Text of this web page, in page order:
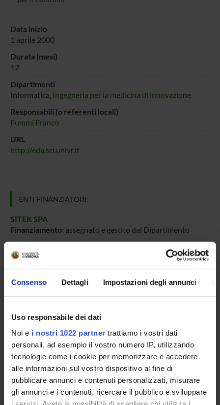
Consenso Dettagli Impostazioni degli annunci
Uso responsabile dei dati
Noi e i nostri 1022 partner trattiamo i vostri dati
personali, ad esempio il vostro numero IP, utilizzando
tecnologie come i cookie per memorizzare e accedere
alle informazioni sul vostro dispositivo al fine di
pubblicare annunci e contenuti personalizzati, misurare
gli annunci e i contenuti, ricercare il pubblico e sviluppare
Data inizio
1 aprile 2000
Durata (mesi)
12
Dipartimenti
Informatica, Ingegneria per la medicina di innovazione
Responsabili (o referenti locali)
Fummi Franco
URL
http://eda.sci.univr.it
ENTI FINANZIATORI:
SITEK SPA
Finanziamento: assegnato e gestito dal Dipartimento
Alessandro Fin
Franco Fummi
Professore ordinario